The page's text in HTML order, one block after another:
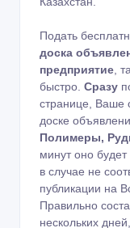
Подать
доска
предприятие ,
быстро. Сразу
странице, Ваше
доске
Полимеры,
минут оно
в случае не
публикации на
Правильно
нескольких